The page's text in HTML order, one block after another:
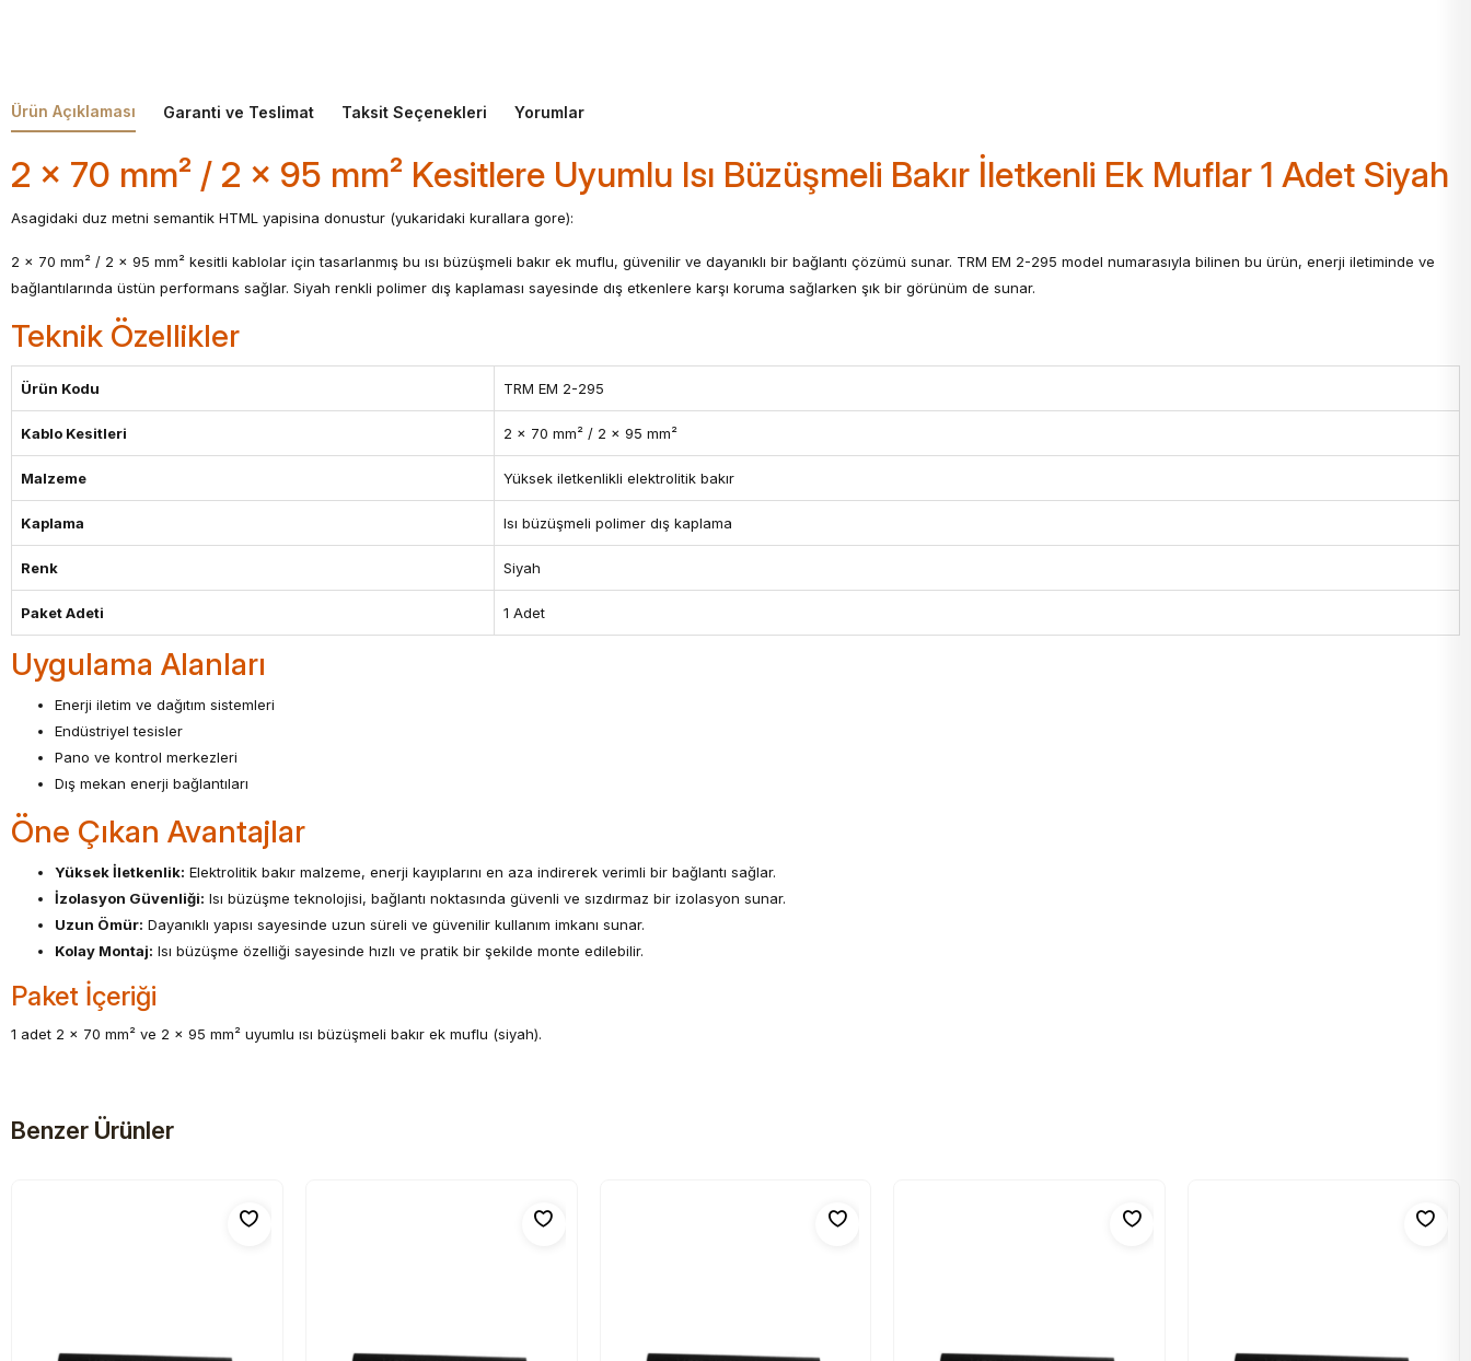
Ürün Açıklaması Garanti ve Teslimat Taksit Seçenekleri Yorumlar
2 x 70 mm² / 2 x 95 mm² Kesitlere Uyumlu Isı Büzüşmeli Bakır İletkenli Ek Muflar 1 Adet Siyah
Asagidaki duz metni semantik HTML yapisina donustur (yukaridaki kurallara gore):
2 x 70 mm² / 2 x 95 mm² kesitli kablolar için tasarlanmış bu ısı büzüşmeli bakır ek muflu, güvenilir ve dayanıklı bir bağlantı çözümü sunar. TRM EM 2-295 model numarasıyla bilinen bu ürün, enerji iletiminde ve
bağlantılarında üstün performans sağlar. Siyah renkli polimer dış kaplaması sayesinde dış etkenlere karşı koruma sağlarken şık bir görünüm de sunar.
Teknik Özellikler
Ürün Kodu TRM EM 2-295
Kablo Kesitleri 2 x 70 mm² / 2 x 95 mm²
Malzeme Yüksek iletkenlikli elektrolitik bakır
Kaplama Isı büzüşmeli polimer dış kaplama
Renk Siyah
Paket Adeti 1 Adet
Uygulama Alanları
Enerji iletim ve dağıtım sistemleri
Endüstriyel tesisler
Pano ve kontrol merkezleri
Dış mekan enerji bağlantıları
Öne Çıkan Avantajlar
Yüksek İletkenlik: Elektrolitik bakır malzeme, enerji kayıplarını en aza indirerek verimli bir bağlantı sağlar.
İzolasyon Güvenliği: Isı büzüşme teknolojisi, bağlantı noktasında güvenli ve sızdırmaz bir izolasyon sunar.
Uzun Ömür: Dayanıklı yapısı sayesinde uzun süreli ve güvenilir kullanım imkanı sunar.
Kolay Montaj: Isı büzüşme özelliği sayesinde hızlı ve pratik bir şekilde monte edilebilir.
Paket İçeriği
1 adet 2 x 70 mm² ve 2 x 95 mm² uyumlu ısı büzüşmeli bakır ek muflu (siyah).
Benzer Ürünler